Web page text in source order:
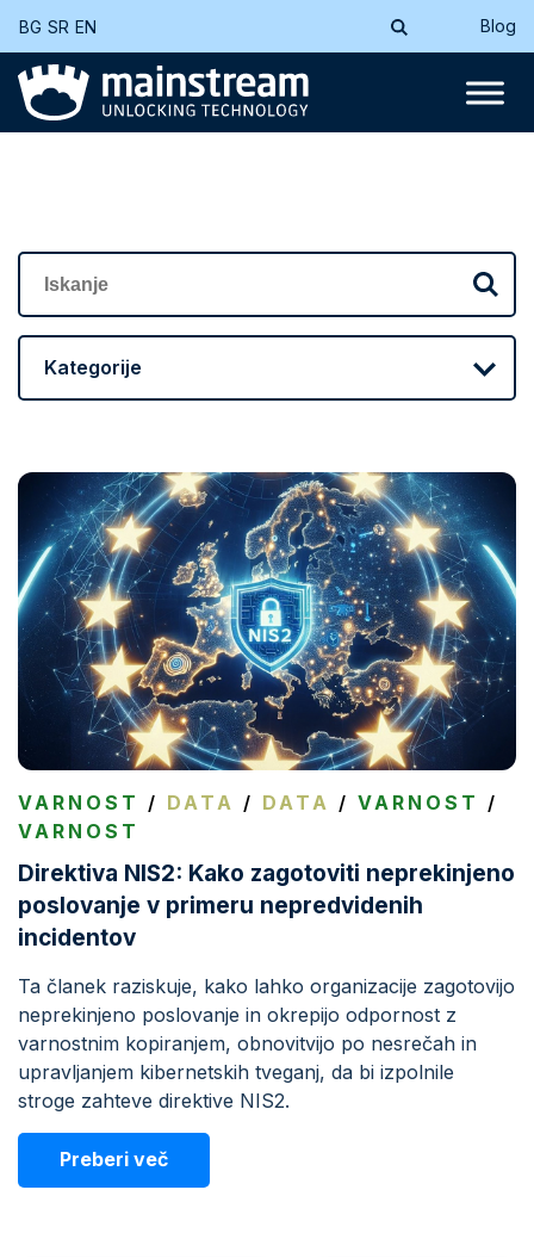
BG SR EN Blog
Kategorije
VARNOST / DATA / DATA / VARNOST /
VARNOST
Direktiva NIS2: Kako zagotoviti neprekinjeno
poslovanje v primeru nepredvidenih
incidentov
Ta članek raziskuje, kako lahko organizacije zagotovijo
neprekinjeno poslovanje in okrepijo odpornost z
varnostnim kopiranjem, obnovitvijo po nesrečah in
upravljanjem kibernetskih tveganj, da bi izpolnile
stroge zahteve direktive NIS2.
Preberi več